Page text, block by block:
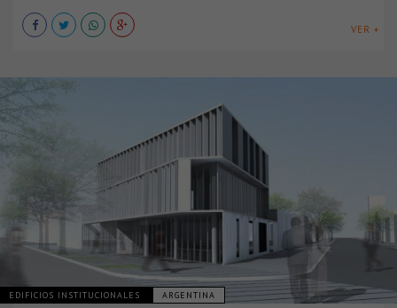
VER +
EDIFICIOS INSTITUCIONALES ARGENTINA